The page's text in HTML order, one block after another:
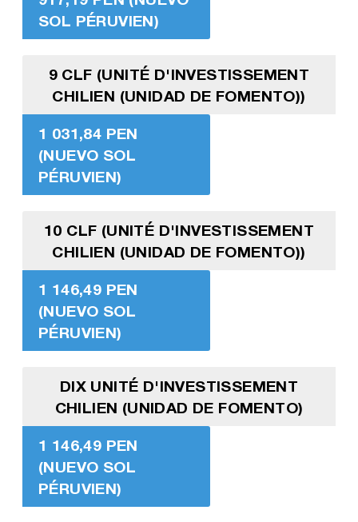
SOL PÉRUVIEN)
9 CLF (UNITÉ D'INVESTISSEMENT
CHILIEN (UNIDAD DE FOMENTO))
1 031,84 PEN
(NUEVO SOL
PÉRUVIEN)
10 CLF (UNITÉ D'INVESTISSEMENT
CHILIEN (UNIDAD DE FOMENTO))
1 146,49 PEN
(NUEVO SOL
PÉRUVIEN)
DIX UNITÉ D'INVESTISSEMENT
CHILIEN (UNIDAD DE FOMENTO)
1 146,49 PEN
(NUEVO SOL
PÉRUVIEN)